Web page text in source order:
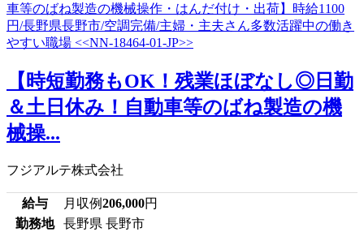
【時短勤務もOK！残業ほぼなし◎日勤
＆土日休み！自動車等のばね製造の機
械操...
フジアルテ株式会社
給与 月収例206,000円
勤務地
長野県 長野市